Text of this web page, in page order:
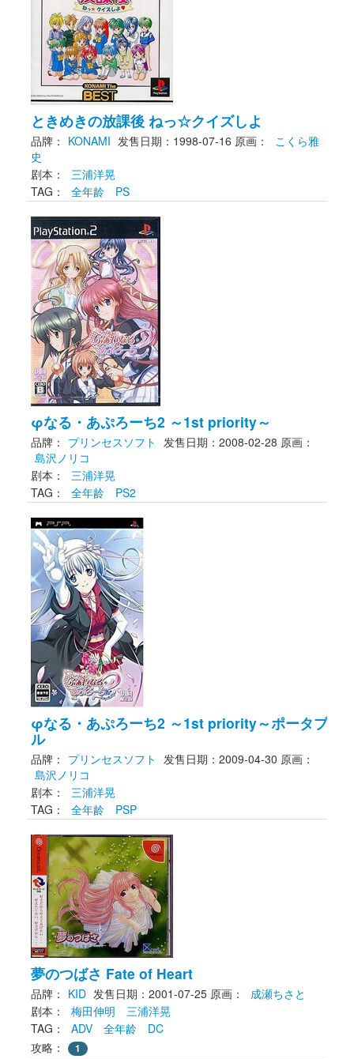
ときめきの放課後 ねっ☆クイズしよ
品牌： KONAMI 发售日期：1998-07-16 原画：
こくら雅
史
剧本：
三浦洋晃
TAG：
全年龄 PS
φなる・あぷろーち2 ～1st priority～
品牌： プリンセスソフト 发售日期：2008-02-28 原画：
島沢ノリコ
剧本：
三浦洋晃
TAG：
全年龄 PS2
φなる・あぷろーち2 ～1st priority～ポータブ
ル
品牌： プリンセスソフト 发售日期：2009-04-30 原画：
島沢ノリコ
剧本：
三浦洋晃
TAG：
全年龄 PSP
夢のつばさ Fate of Heart
品牌： KID 发售日期：2001-07-25 原画：
成瀬ちさと
剧本：
梅田伸明
三浦洋晃
TAG：
ADV 全年龄
DC
攻略：
1